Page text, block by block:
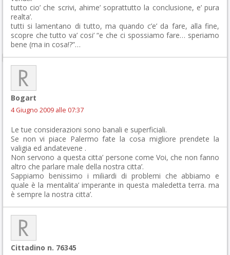
tutto cio’ che scrivi, ahime’ soprattutto la conclusione, e’ pura
realta’.
tutti si lamentano di tutto, ma quando c’e’ da fare, alla fine,
scopre che tutto va’ cosi’ “e che ci spossiamo fare… speriamo
bene (ma in cosa!?”…
Bogart
4 Giugno 2009 alle 07:37
Le tue considerazioni sono banali e superficiali.
Se non vi piace Palermo fate la cosa migliore prendete la
valigia ed andatevene .
Non servono a questa citta’ persone come Voi, che non fanno
altro che parlare male della nostra citta’.
Sappiamo benissimo i miliardi di problemi che abbiamo e
quale è la mentalita’ imperante in questa maledetta terra. ma
è sempre la nostra citta’.
Cittadino n. 76345